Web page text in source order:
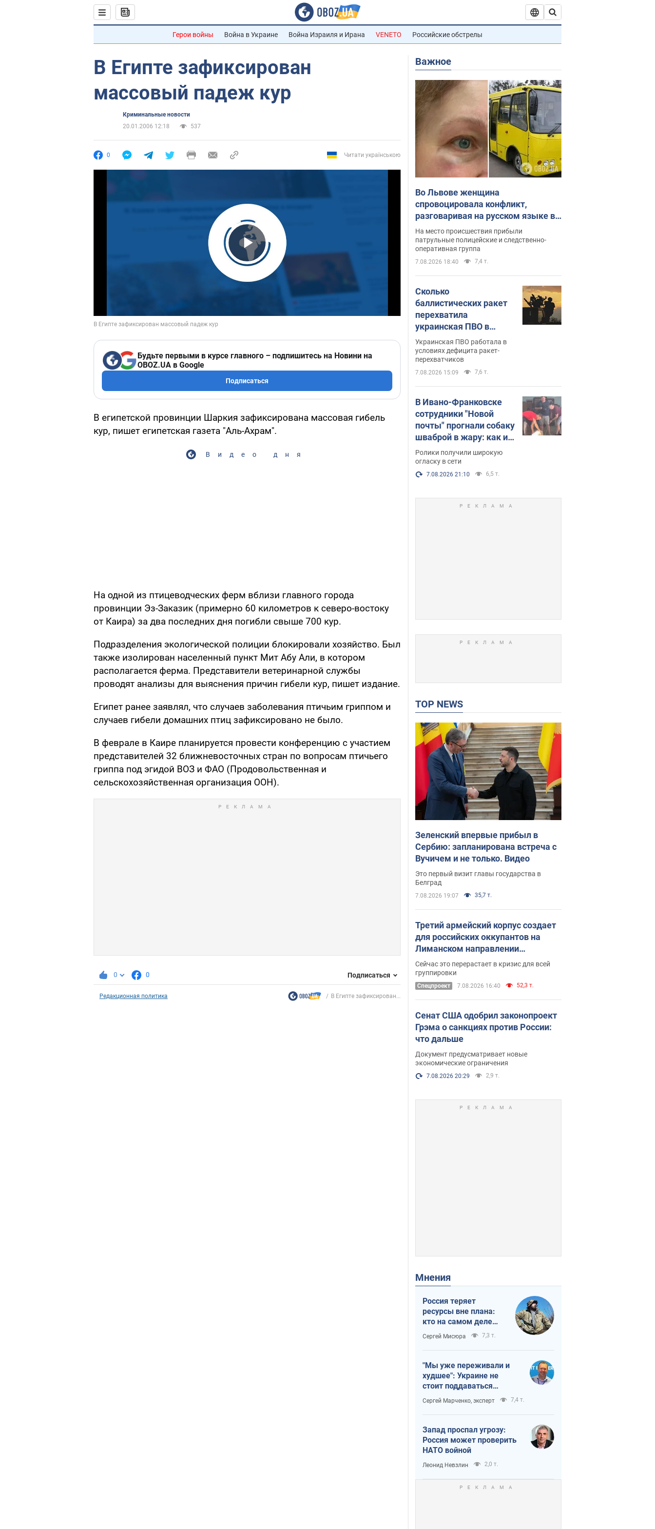
Герои войны Война в Украине Война Израиля и Ирана VENETO Российские обстрелы
В Египте зафиксирован
массовый падеж кур
Криминальные новости
20.01.2006 12:18
537
0 Читати українською
Play Video
Будьте первыми в курсе главного – подпишитесь на Новини на
OBOZ.UA в Google
Подписаться
В египетской провинции Шаркия зафиксирована массовая гибель
кур, пишет египетская газета "Аль-Ахрам".
Видео дня
На одной из птицеводческих ферм вблизи главного города
провинции Эз-Заказик (примерно 60 километров к северо-востоку
от Каира) за два последних дня погибли свыше 700 кур.
Подразделения экологической полиции блокировали хозяйство. Был
также изолирован населенный пункт Мит Абу Али, в котором
располагается ферма. Представители ветеринарной службы
проводят анализы для выяснения причин гибели кур, пишет издание.
Египет ранее заявлял, что случаев заболевания птичьим гриппом и
случаев гибели домашних птиц зафиксировано не было.
В феврале в Каире планируется провести конференцию с участием
представителей 32 ближневосточных стран по вопросам птичьего
гриппа под эгидой ВОЗ и ФАО (Продовольственная и
сельскохозяйственная организация ООН).
0 0 Подписаться
Редакционная политика В Египте зафиксирован...
Важное
Во Львове женщина
спровоцировала конфликт,
разговаривая на русском языке в
маршрутке: полиция составила
административный протокол.
Видео
На место происшествия прибыли
патрульные полицейские и следственно-
оперативная группа
7.08.2026 18:40 7,4 т.
Сколько
баллистических ракет
перехватила
украинская ПВО в
июле: в Минобороны
назвали цифру
Украинская ПВО работала в
условиях дефицита ракет-
перехватчиков
7.08.2026 15:09 7,6 т.
В Ивано-Франковске
сотрудники "Новой
почты" прогнали собаку
шваброй в жару: как их
наказали. Видео
Ролики получили широкую
огласку в сети
7.08.2026 21:10 6,5 т.
TOP NEWS
Зеленский впервые прибыл в
Сербию: запланирована встреча с
Вучичем и не только. Видео
Это первый визит главы государства в
Белград
7.08.2026 19:07 35,7 т.
Третий армейский корпус создает
для российских оккупантов на
Лиманском направлении
критический дискомфорт: как это
удалось
Сейчас это перерастает в кризис для всей
группировки
Спецпроект 7.08.2026 16:40 52,3 т.
Сенат США одобрил законопроект
Грэма о санкциях против России:
что дальше
Документ предусматривает новые
экономические ограничения
7.08.2026 20:29 2,9 т.
Мнения
Россия теряет
ресурсы вне плана:
кто на самом деле
диктует темп войны
Сергей Мисюра 7,3 т.
"Мы уже переживали и
худшее": Украине не
стоит поддаваться
отчаянию из-за
ракетного террора
Сергей Марченко, эксперт 7,4 т.
Запад проспал угрозу:
Россия может проверить
НАТО войной
Леонид Невзлин 2,0 т.